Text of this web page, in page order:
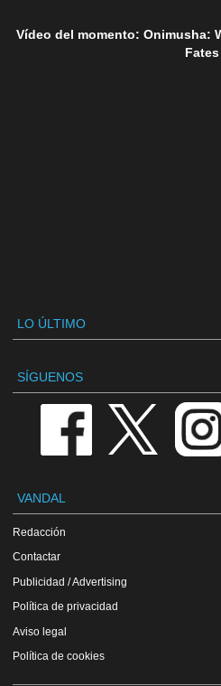
Vídeo del momento: Onimusha:
Fates
LO ÚLTIMO
SÍGUENOS
VANDAL
Redacción
Contactar
Publicidad / Advertising
Política de privacidad
Aviso legal
Política de cookies